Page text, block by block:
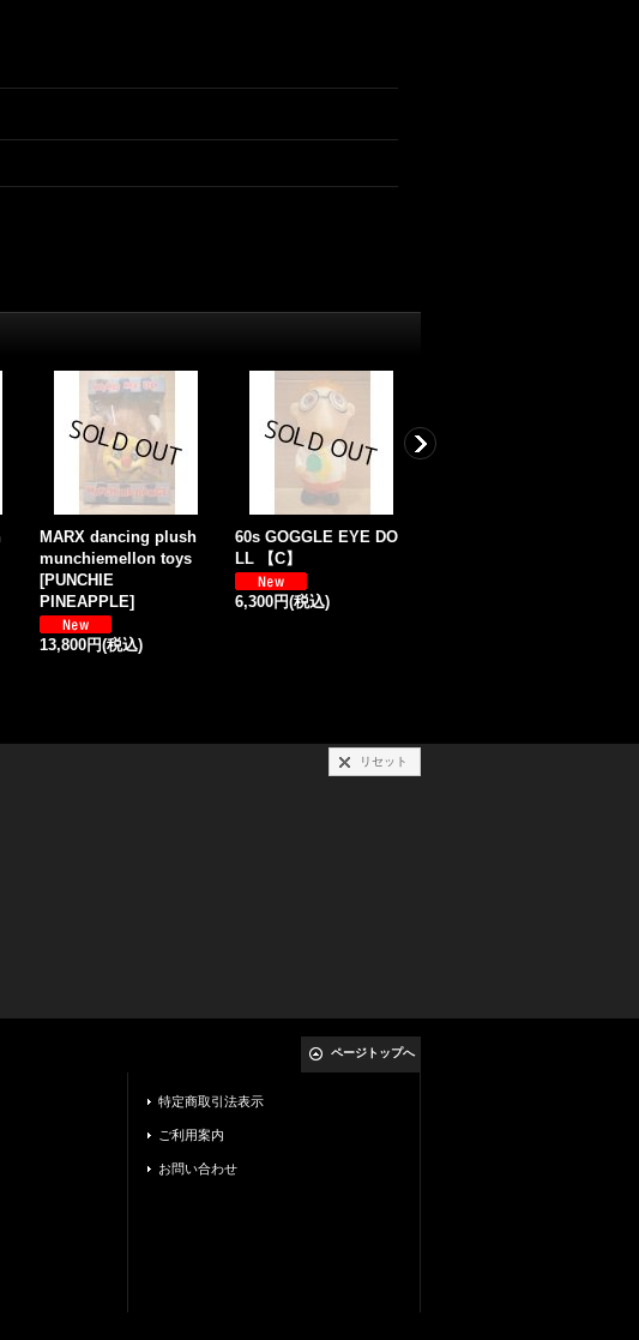
MARX dancing plush
munchiemellon toys
[PUNCHIE
PINEAPPLE]
13,800円(税込)
60s GOGGLE EYE DO
LL 【C】
6,300円(税込)
リセット
ページトップへ
特定商取引法表示
ご利用案内
お問い合わせ